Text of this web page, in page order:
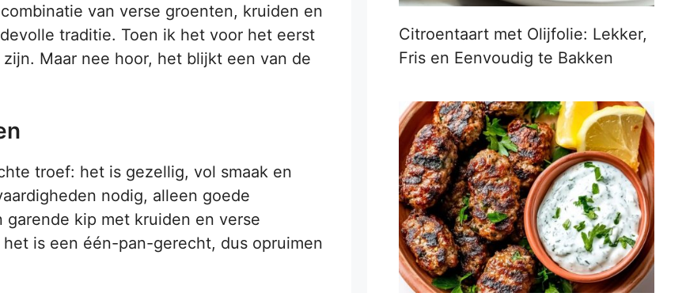
van verse groenten, kruiden en
traditie. Toen ik het voor het eerst
Maar nee hoor, het blijkt een van de
troef: het is gezellig, vol smaak en
nodig, alleen goede
kip met kruiden en verse
is een één-pan-gerecht, dus opruimen
Citroentaart met Olijfolie: Lekker,
Fris en Eenvoudig te Bakken